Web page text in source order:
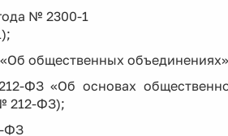
№ 2300-1
общественных
ФЗ «Об основах
212-ФЗ);
ФЗ